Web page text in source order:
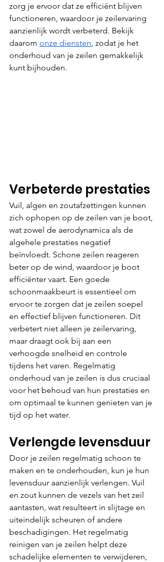
zorg je ervoor dat ze efficiënt blijven
functioneren, waardoor je zeilervaring
aanzienlijk wordt verbeterd. Bekijk
daarom onze diensten , zodat je het
onderhoud van je zeilen gemakkelijk
kunt bijhouden.
Verbeterde prestaties
Vuil, algen en zoutafzettingen kunnen
zich ophopen op de zeilen van je boot,
wat zowel de aerodynamica als de
algehele prestaties negatief
beïnvloedt. Schone zeilen reageren
beter op de wind, waardoor je boot
efficiënter vaart. Een goede
schoonmaakbeurt is essentieel om
ervoor te zorgen dat je zeilen soepel
en effectief blijven functioneren. Dit
verbetert niet alleen je zeilervaring,
maar draagt ook bij aan een
verhoogde snelheid en controle
tijdens het varen. Regelmatig
onderhoud van je zeilen is dus cruciaal
voor het behoud van hun prestaties en
om optimaal te kunnen genieten van je
tijd op het water.
Verlengde levensduur
Door je zeilen regelmatig schoon te
maken en te onderhouden, kun je hun
levensduur aanzienlijk verlengen. Vuil
en zout kunnen de vezels van het zeil
aantasten, wat resulteert in slijtage en
uiteindelijk scheuren of andere
beschadigingen. Het regelmatig
reinigen van je zeilen helpt deze
schadelijke elementen te verwijderen,